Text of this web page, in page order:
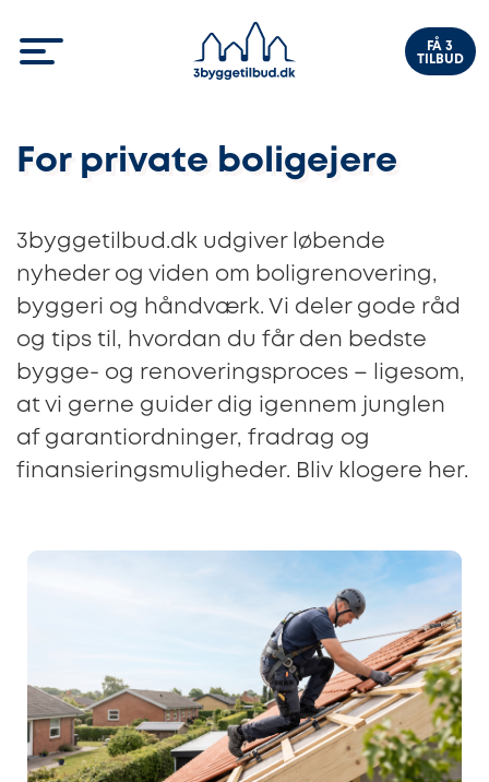
FÅ 3
TILBUD
For private boligejere
3byggetilbud.dk udgiver løbende
nyheder og viden om boligrenovering,
byggeri og håndværk. Vi deler gode råd
og tips til, hvordan du får den bedste
bygge- og renoveringsproces – ligesom,
at vi gerne guider dig igennem junglen
af garantiordninger, fradrag og
finansieringsmuligheder. Bliv klogere her.